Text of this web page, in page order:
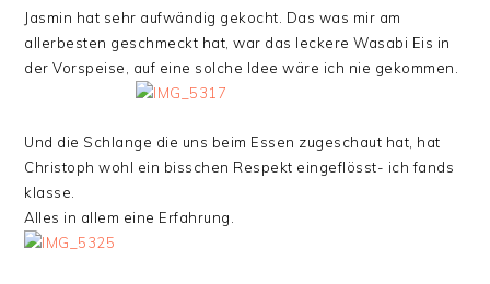
Jasmin hat sehr aufwändig gekocht. Das was mir am
allerbesten geschmeckt hat, war das leckere Wasabi Eis in
der Vorspeise, auf eine solche Idee wäre ich nie gekommen.
Und die Schlange die uns beim Essen zugeschaut hat, hat
Christoph wohl ein bisschen Respekt eingeflösst- ich fands
klasse.
Alles in allem eine Erfahrung.